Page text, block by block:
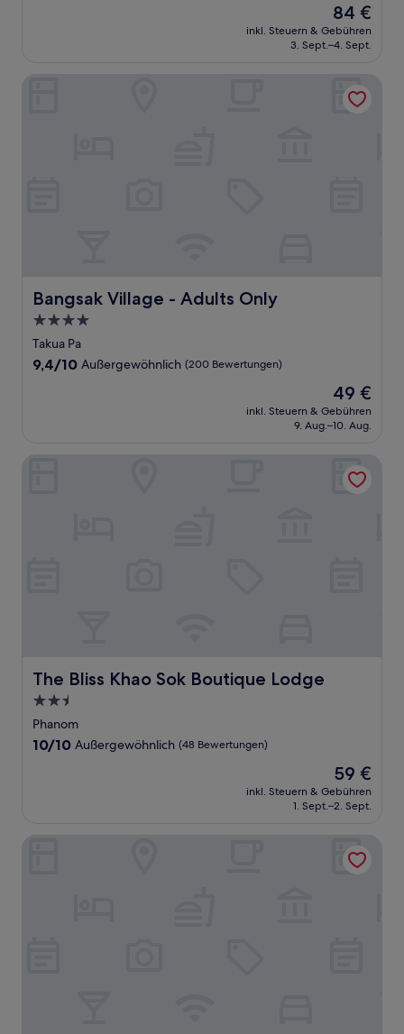
Der
Preis
beträgt
84 €
inkl. Steuern & Gebühren
3. Sept.–4. Sept.
Bangsak Village - Adults Only
Bangsak Village - Adults Only
4.0-
Sterne-
Unterkunft
Takua Pa
9.4
9,4/10 Außergewöhnlich (200 Bewertungen)
Der
Preis
beträgt
49 €
inkl. Steuern & Gebühren
9. Aug.–10. Aug.
The Bliss Khao Sok Boutique Lodge
The Bliss Khao Sok Boutique Lodge
2.5-
Sterne-
Unterkunft
Phanom
10.0
10/10 Außergewöhnlich (48 Bewertungen)
Der
Preis
beträgt
59 €
inkl. Steuern & Gebühren
1. Sept.–2. Sept.